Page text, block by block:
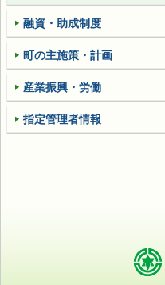
融資・助成制度
町の主施策・計画
産業振興・労働
指定管理者情報